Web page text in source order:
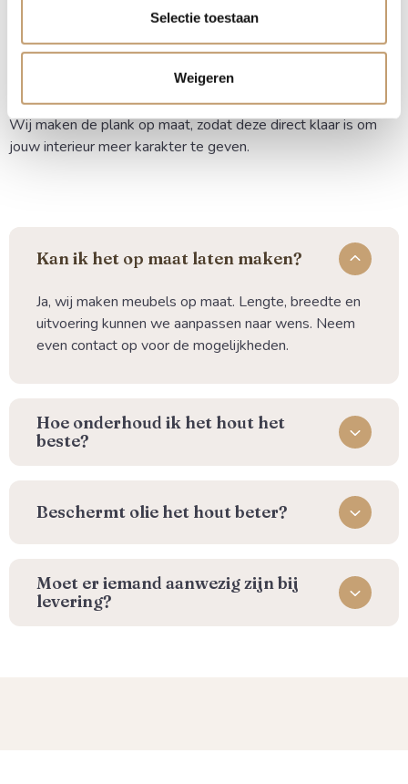
Selectie toestaan
Weigeren
blind ophangen voor een strakke, zwevende look? Wij
juiste voorbereiding voor een blinde bevestiging.
Bestel je eiken wandplank online eenvoudig en snel.
Wij maken de plank op maat, zodat deze direct klaar is om
jouw interieur meer karakter te geven.
Kan ik het op maat laten maken?
Ja, wij maken meubels op maat. Lengte, breedte en
uitvoering kunnen we aanpassen naar wens. Neem
even contact op voor de mogelijkheden.
⁠Hoe onderhoud ik het hout het
beste?
Beschermt olie het hout beter?
Moet er iemand aanwezig zijn bij
levering?